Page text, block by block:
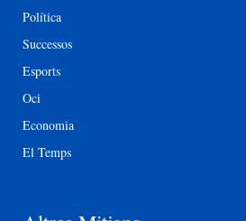
Política
Successos
Esports
Oci
Economia
El Temps